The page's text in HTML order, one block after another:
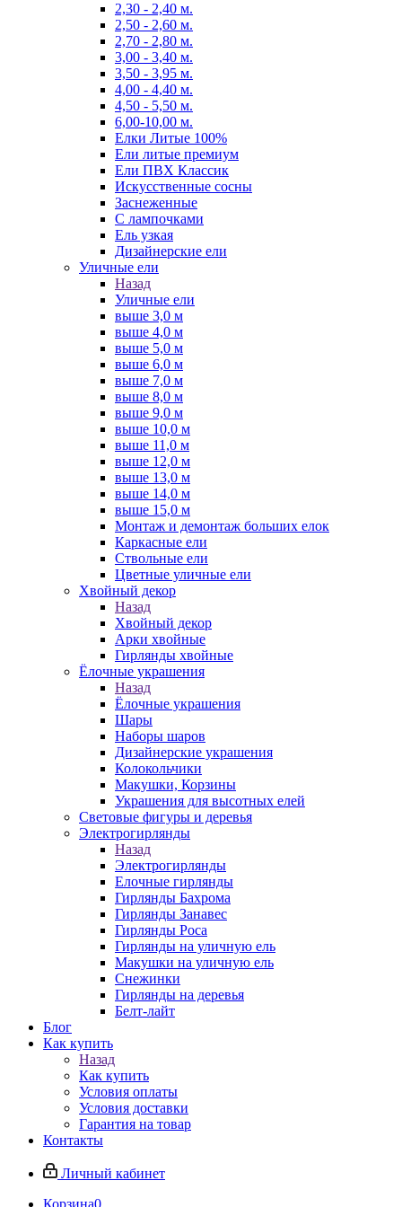
2,30 - 2,40 м.
2,50 - 2,60 м.
2,70 - 2,80 м.
3,00 - 3,40 м.
3,50 - 3,95 м.
4,00 - 4,40 м.
4,50 - 5,50 м.
6,00-10,00 м.
Елки Литые 100%
Ели литые премиум
Ели ПВХ Классик
Искусственные сосны
Заснеженные
С лампочками
Ель узкая
Дизайнерские ели
Уличные ели
Назад
Уличные ели
выше 3,0 м
выше 4,0 м
выше 5,0 м
выше 6,0 м
выше 7,0 м
выше 8,0 м
выше 9,0 м
выше 10,0 м
выше 11,0 м
выше 12,0 м
выше 13,0 м
выше 14,0 м
выше 15,0 м
Монтаж и демонтаж больших елок
Каркасные ели
Ствольные ели
Цветные уличные ели
Хвойный декор
Назад
Хвойный декор
Арки хвойные
Гирлянды хвойные
Ёлочные украшения
Назад
Ёлочные украшения
Шары
Наборы шаров
Дизайнерские украшения
Колокольчики
Макушки, Корзины
Украшения для высотных елей
Световые фигуры и деревья
Электрогирлянды
Назад
Электрогирлянды
Елочные гирлянды
Гирлянды Бахрома
Гирлянды Занавес
Гирлянды Роса
Гирлянды на уличную ель
Макушки на уличную ель
Снежинки
Гирлянды на деревья
Белт-лайт
Блог
Как купить
Назад
Как купить
Условия оплаты
Условия доставки
Гарантия на товар
Контакты
Личный кабинет
Корзина0